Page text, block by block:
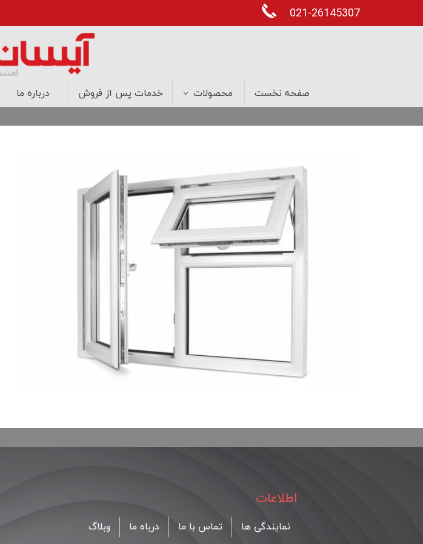
صفحه نخست محصولات
درب های ضد سرقت درب های اتاقی
خدمات پس از فروش درباره ما
021-26145307
نمایندگی ها تماس با ما درباه ما وبلاگ
اطلاعات